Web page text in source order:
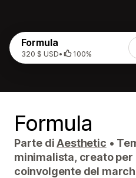
Formula
320 $ USD• 100%
Formula
Parte diAesthetic •
minimalista, creato per
coinvolgente del